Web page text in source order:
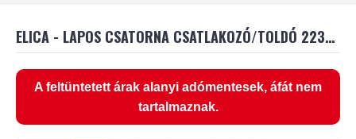
ELICA - LAPOS CSATORNA CSATLAKOZÓ/TOLDÓ 223X59 MM
A feltüntetett árak alanyi adómentesek, áfát nem
tartalmaznak.